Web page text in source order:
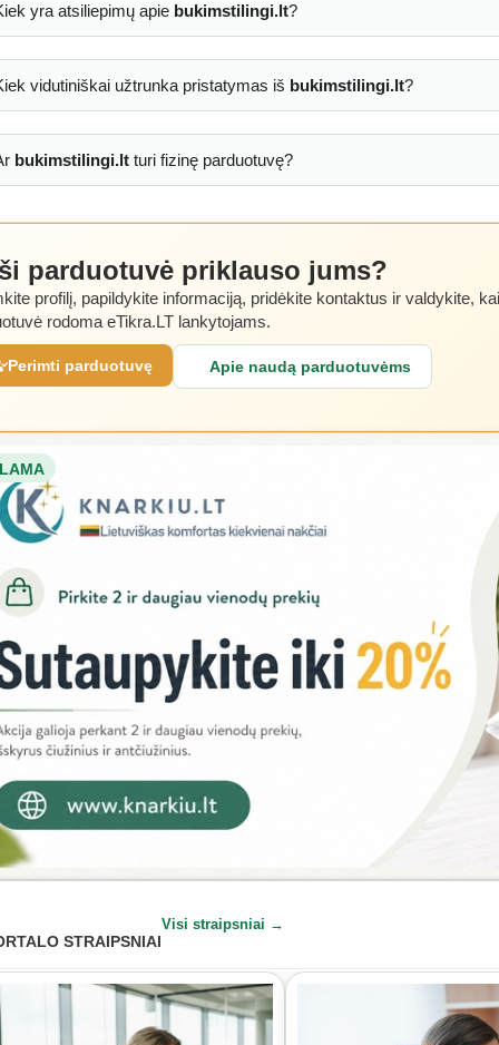
yra atsiliepimų apie bukimstilingi.lt?
vidutiniškai užtrunka pristatymas iš bukimstilingi.lt?
bukimstilingi.ltturi fizinę parduotuvę?
parduotuvė priklauso jums?
profilį, papildykite informaciją, pridėkite kontaktus ir valdykite,
rodoma eTikra.LT lankytojams.
Perimti parduotuvę Apie naudą parduotuvėms
STRAIPSNIAI
Visi straipsniai →